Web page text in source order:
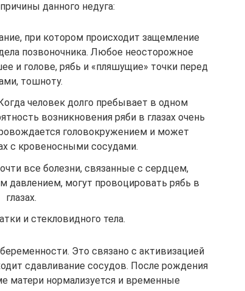
данного недуга:
при котором происходит защемление
позвоночника. Любое неосторожное
и голове, рябь и «пляшущие» точки перед
тошноту.
человек долго пребывает в одном
возникновения ряби в глазах очень
головокружением и может
с кровеносными сосудами.
все болезни, связанные с сердцем,
давлением, могут провоцировать рябь в
глазах.
и стекловидного тела.
Это связано с активизацией
сдавливание сосудов. После рождения
матери нормализуется и временные